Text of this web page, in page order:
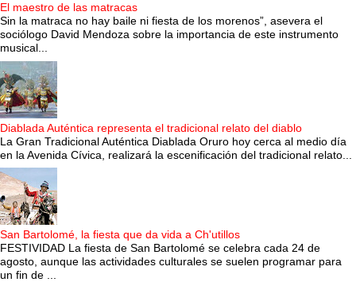
El maestro de las matracas
Sin la matraca no hay baile ni fiesta de los morenos”, asevera el
sociólogo David Mendoza sobre la importancia de este instrumento
musical...
Diablada Auténtica representa el tradicional relato del diablo
La Gran Tradicional Auténtica Diablada Oruro hoy cerca al medio día
en la Avenida Cívica, realizará la escenificación del tradicional relato...
San Bartolomé, la fiesta que da vida a Ch'utillos
FESTIVIDAD La fiesta de San Bartolomé se celebra cada 24 de
agosto, aunque las actividades culturales se suelen programar para
un fin de ...